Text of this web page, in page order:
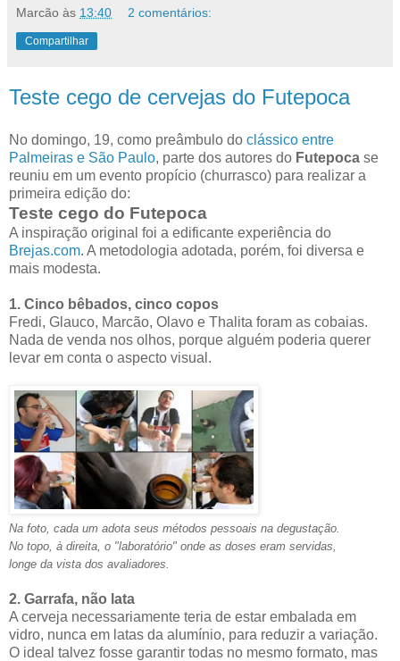
Marcão às 13:40 2 comentários:
Compartilhar
Teste cego de cervejas do Futepoca
No domingo, 19, como preâmbulo do clássico entre
Palmeiras e São Paulo, parte dos autores do Futepoca se
reuniu em um evento propício (churrasco) para realizar a
primeira edição do:
Teste cego do Futepoca
A inspiração original foi a edificante experiência do
Brejas.com. A metodologia adotada, porém, foi diversa e
mais modesta.
1. Cinco bêbados, cinco copos
Fredi, Glauco, Marcão, Olavo e Thalita foram as cobaias.
Nada de venda nos olhos, porque alguém poderia querer
levar em conta o aspecto visual.
Na foto, cada um adota seus métodos pessoais na degustação.
No topo, à direita, o "laboratório" onde as doses eram servidas,
longe da vista dos avaliadores.
2. Garrafa, não lata
A cerveja necessariamente teria de estar embalada em
vidro, nunca em latas da alumínio, para reduzir a variação.
O ideal talvez fosse garantir todas no mesmo formato, mas